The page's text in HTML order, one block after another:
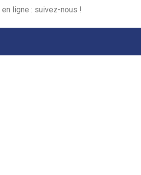
ligne : suivez-nous !